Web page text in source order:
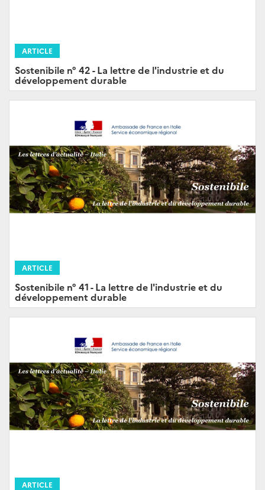
ARTICLE
Sostenibile n° 42 - La lettre de l'industrie et du
développement durable
ARTICLE
Sostenibile n° 41 - La lettre de l'industrie et du
développement durable
ARTICLE